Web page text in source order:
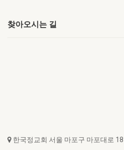
찾아오시는 길
한국정교회 서울 마포구 마포대로